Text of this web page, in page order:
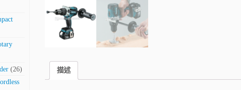
(26)
描述